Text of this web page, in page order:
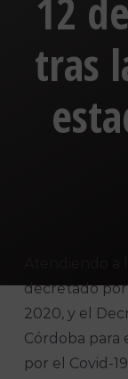
12
tras
decretado
2020, y el
Córdoba para
por el Covid-